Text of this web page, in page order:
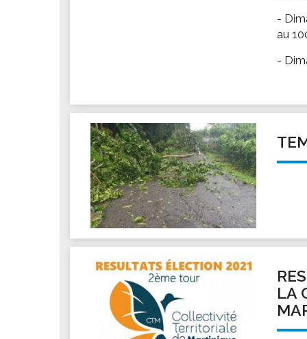
-
au
-
LA